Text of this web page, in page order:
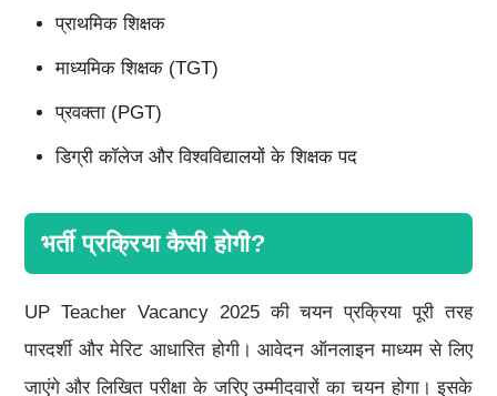
प्राथमिक शिक्षक
माध्यमिक शिक्षक (TGT)
प्रवक्ता (PGT)
डिग्री कॉलेज और विश्वविद्यालयों के शिक्षक पद
भर्ती प्रक्रिया कैसी होगी?
UP Teacher Vacancy 2025 की चयन प्रक्रिया पूरी तरह
पारदर्शी और मेरिट आधारित होगी। आवेदन ऑनलाइन माध्यम से लिए
जाएंगे और लिखित परीक्षा के जरिए उम्मीदवारों का चयन होगा। इसके